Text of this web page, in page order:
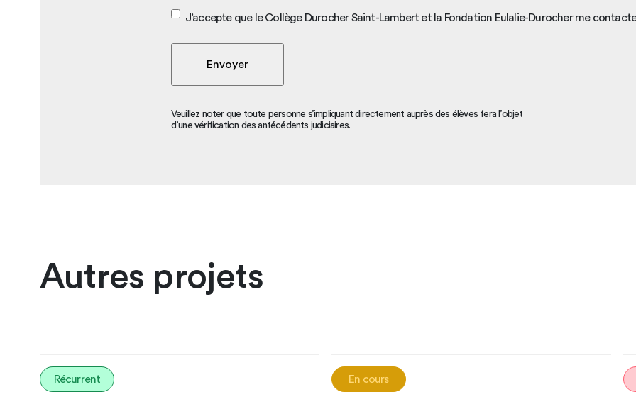
J’accepte que le Collège Durocher Saint-Lambert et la Fondation Eulalie-Durocher me
Veuillez noter que toute personne s’impliquant directement auprès des élèves fera l’objet
d’une vérification des antécédents judiciaires.
Autres projets
Récurrent En cours